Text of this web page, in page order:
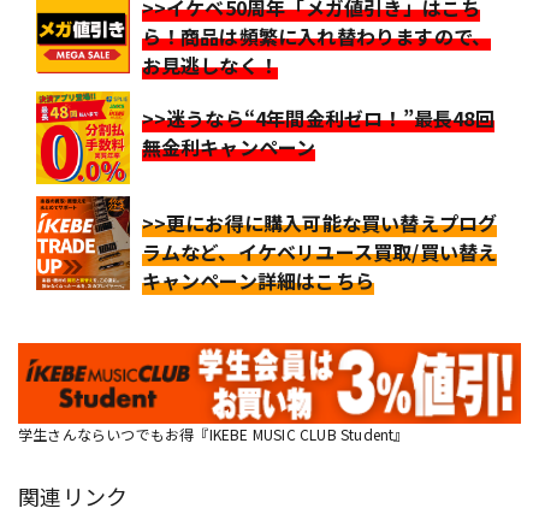
>>イケベ50周年「メガ値引き」はこち
ら！商品は頻繁に入れ替わりますので、
お見逃しなく！
>>迷うなら“4年間金利ゼロ！”最長48回
無金利キャンペーン
>>更にお得に購入可能な買い替えプログ
ラムなど、イケベリユース買取/買い替え
キャンペーン詳細はこちら
学生さんならいつでもお得『IKEBE MUSIC CLUB Student』
関連リンク